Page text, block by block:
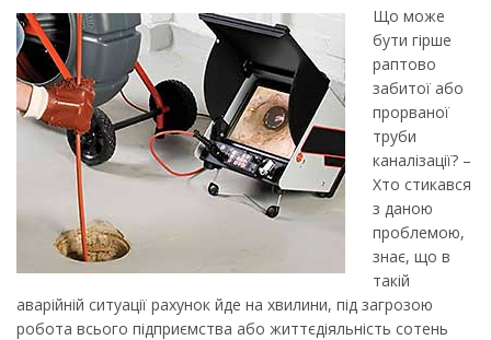
Що може
бути гірше
раптово
забитої або
прорваної
труби
каналізації? –
Хто стикався
з даною
проблемою,
знає, що в
такій
аварійній ситуації рахунок йде на хвилини, під загрозою
робота всього підприємства або життєдіяльність сотень